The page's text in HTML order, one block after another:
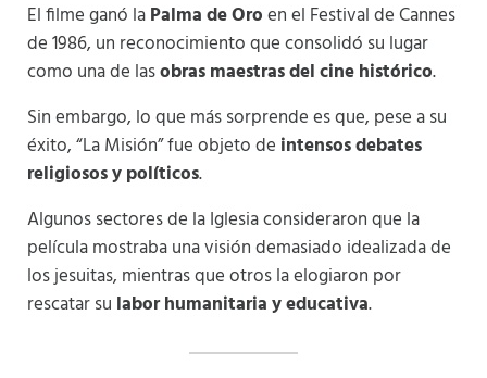
El filme ganó laPalma de Oroen el Festival de Cannes
de 1986, un reconocimiento que consolidó su lugar
como una de lasobras maestras del cine histórico.
Sin embargo, lo que más sorprende es que, pese a su
éxito, “La Misión” fue objeto de intensos debates
religiosos y políticos.
Algunos sectores de la Iglesia consideraron que la
película mostraba una visión demasiado idealizada de
los jesuitas, mientras que otros la elogiaron por
rescatar su labor humanitaria y educativa.